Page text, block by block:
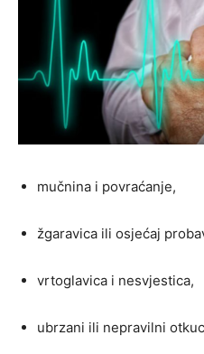
mučnina i povraćanje,
žgaravica ili osjećaj
vrtoglavica i nesvjestica,
ubrzani ili nepravilni